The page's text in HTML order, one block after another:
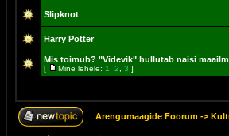
Slipknot
Harry Potter
Mis toimub? "Videvik" hullutab naisi
[ Mine lehele: 1 2 3 ]
Arengumaagide Foorum ->